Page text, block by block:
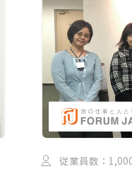
従業員数：